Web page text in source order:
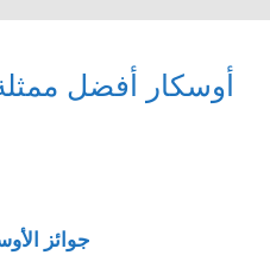
أوسكار أفضل ممثلة
جوائز